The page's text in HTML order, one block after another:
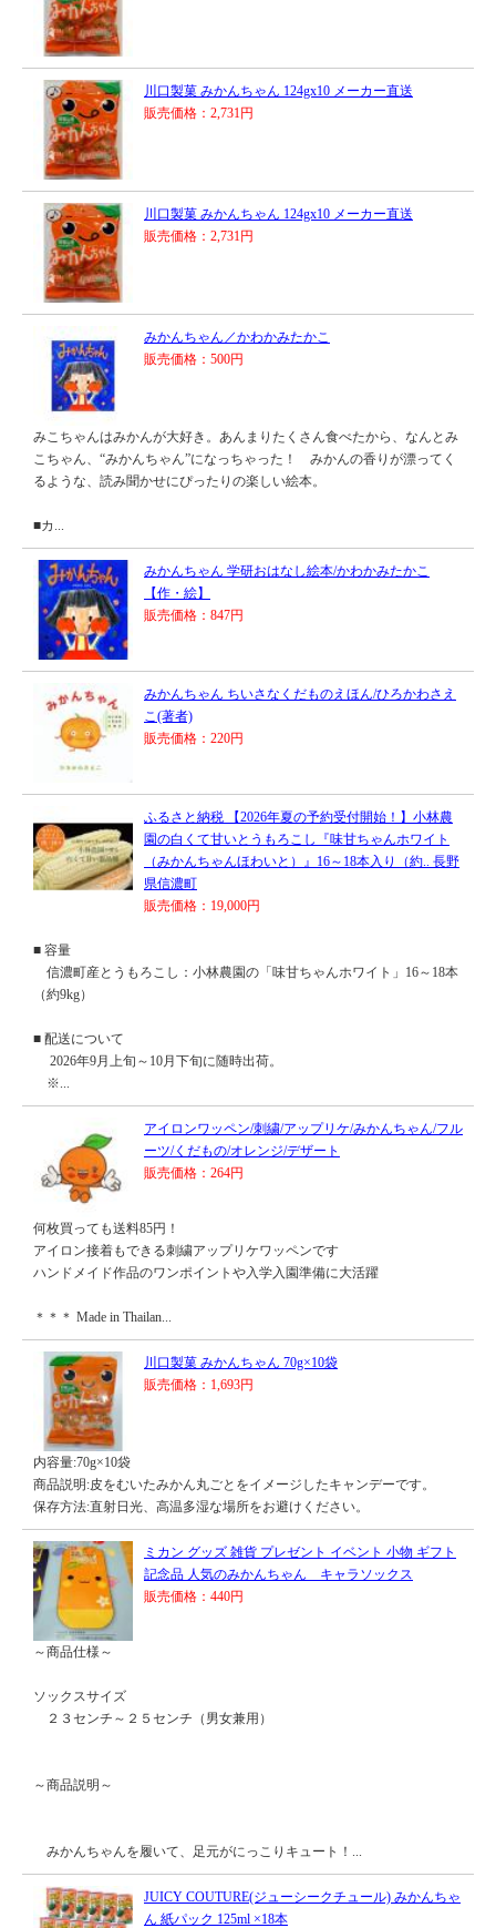
川口製菓 みかんちゃん 124gx10 メーカー直送
販売価格：2,731円
川口製菓 みかんちゃん 124gx10 メーカー直送
販売価格：2,731円
みかんちゃん／かわかみたかこ
販売価格：500円
みこちゃんはみかんが大好き。あんまりたくさん食べたから、なんとみ
こちゃん、“みかんちゃん”になっちゃった！ みかんの香りが漂ってく
るような、読み聞かせにぴったりの楽しい絵本。
■カ...
みかんちゃん 学研おはなし絵本/かわかみたかこ
【作・絵】
販売価格：847円
みかんちゃん ちいさなくだものえほん/ひろかわさえ
こ(著者)
販売価格：220円
ふるさと納税 【2026年夏の予約受付開始！】小林農
園の白くて甘いとうもろこし『味甘ちゃんホワイト
（みかんちゃんほわいと）』16～18本入り（約.. 長野
県信濃町
販売価格：19,000円
■ 容量
信濃町産とうもろこし：小林農園の「味甘ちゃんホワイト」16～18本
（約9kg）
■ 配送について
2026年9月上旬～10月下旬に随時出荷。
※...
アイロンワッペン/刺繍/アップリケ/みかんちゃん/フル
ーツ/くだもの/オレンジ/デザート
販売価格：264円
何枚買っても送料85円！
アイロン接着もできる刺繍アップリケワッペンです
ハンドメイド作品のワンポイントや入学入園準備に大活躍
＊＊＊ Made in Thailan...
川口製菓 みかんちゃん 70g×10袋
販売価格：1,693円
内容量:70g×10袋
商品説明:皮をむいたみかん丸ごとをイメージしたキャンデーです。
保存方法:直射日光、高温多湿な場所をお避けください。
ミカン グッズ 雑貨 プレゼント イベント 小物 ギフト
記念品 人気のみかんちゃん キャラソックス
販売価格：440円
～商品仕様～
ソックスサイズ
２３センチ～２５センチ（男女兼用）
～商品説明～
みかんちゃんを履いて、足元がにっこりキュート！...
JUICY COUTURE(ジューシークチュール) みかんちゃ
ん 紙パック 125ml ×18本